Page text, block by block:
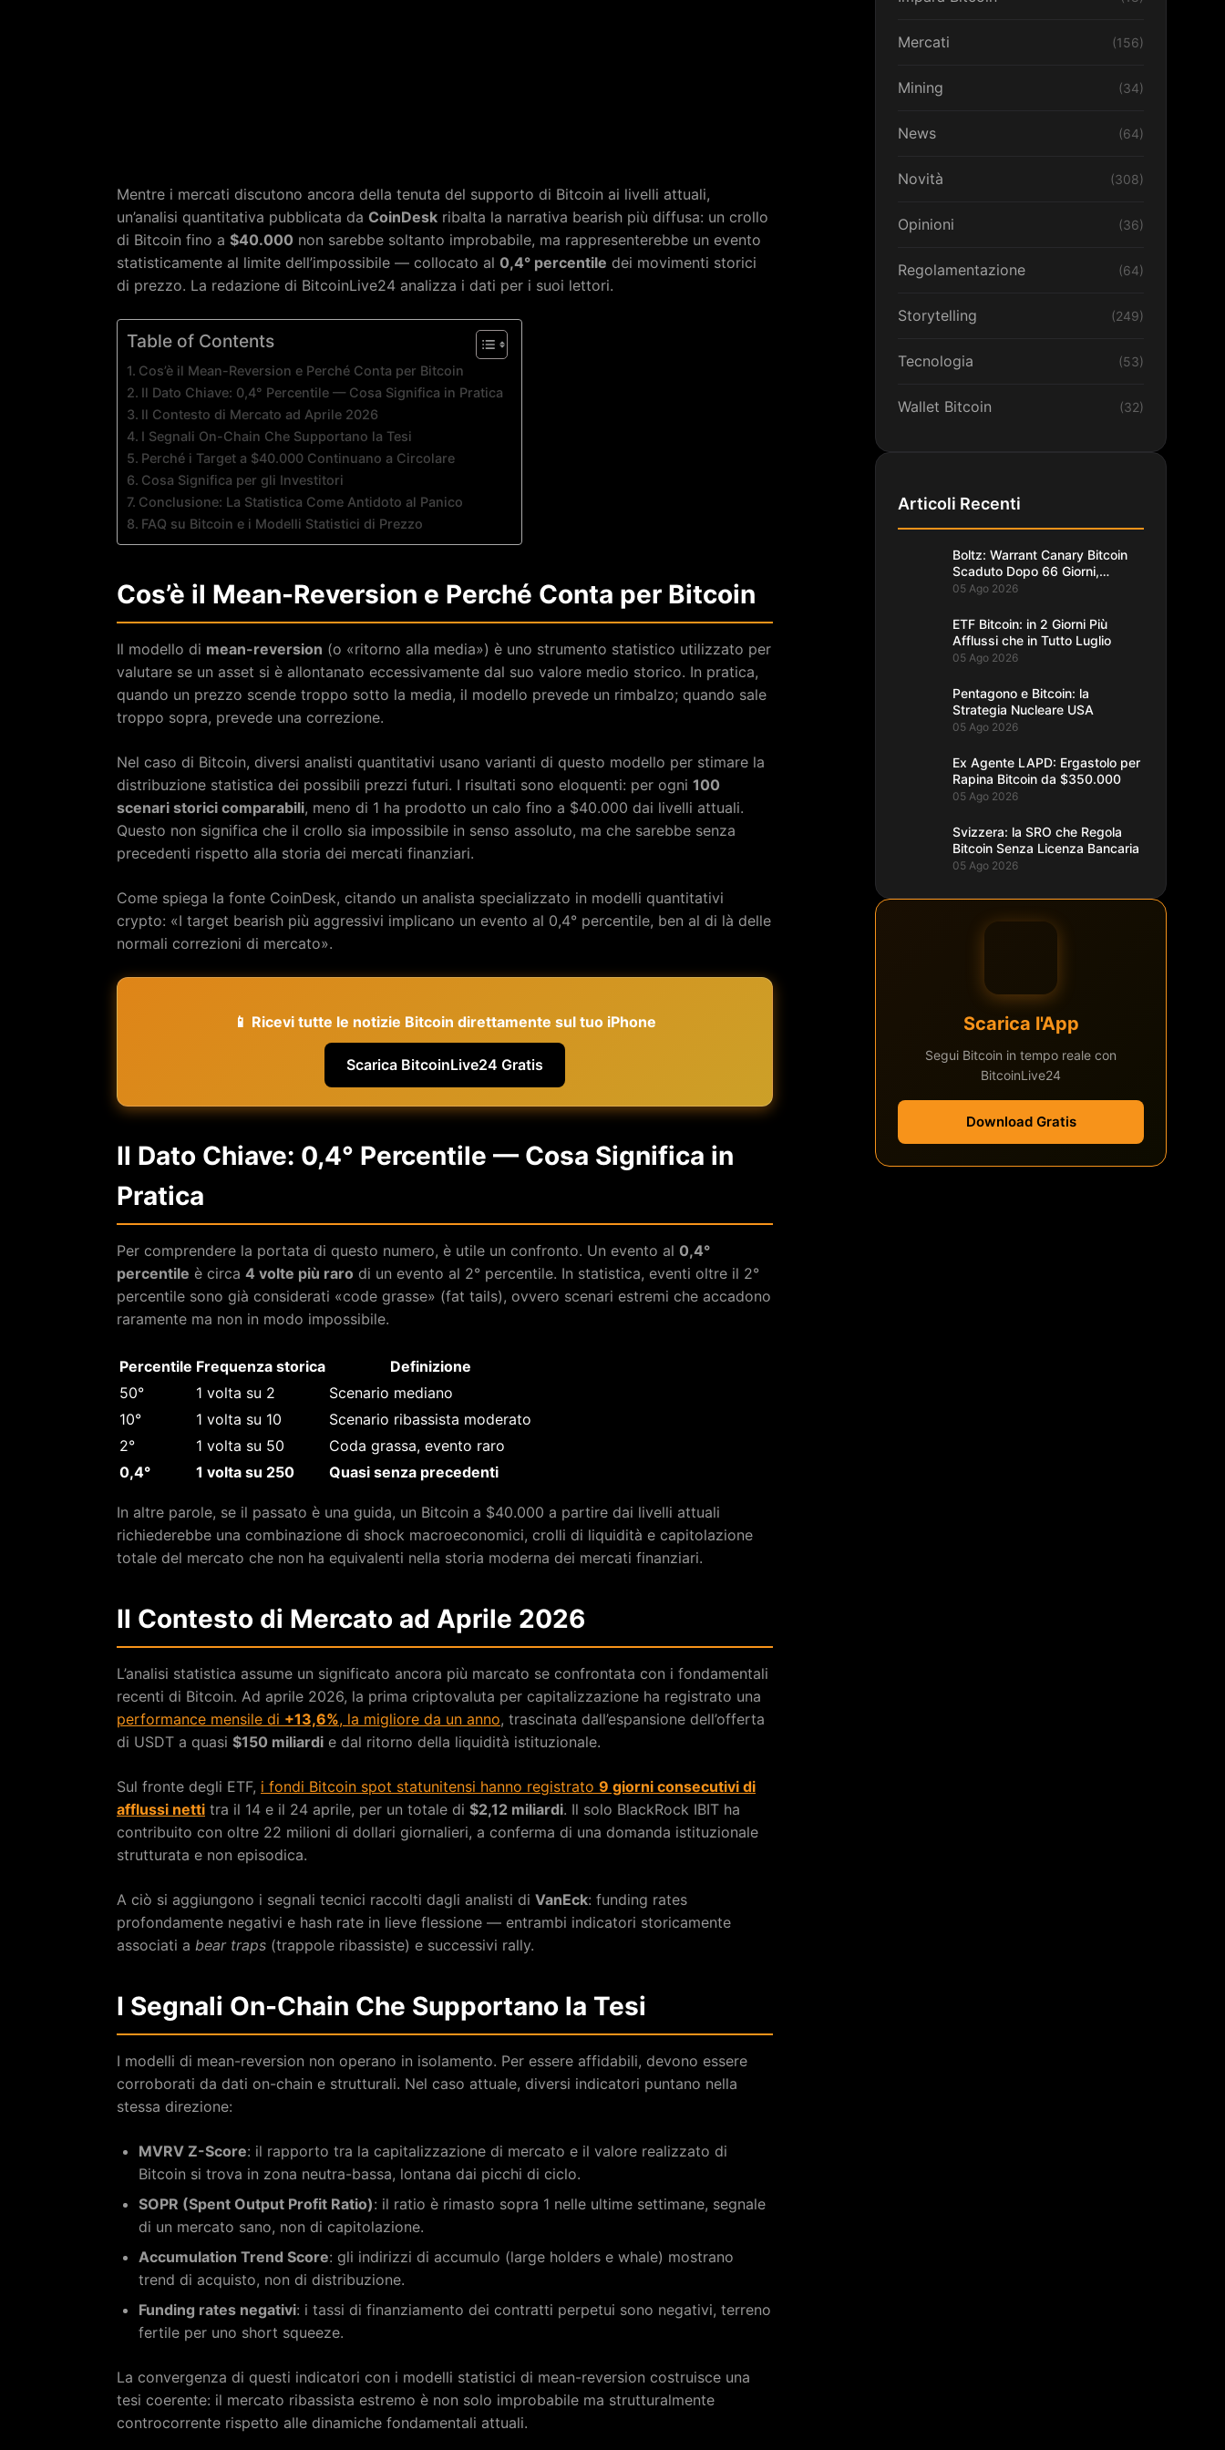
Mentre i mercati discutono ancora della tenuta del supporto di Bitcoin ai livelli attuali,
un’analisi quantitativa pubblicata da CoinDesk ribalta la narrativa bearish più diffusa: un crollo
di Bitcoin fino a $40.000 non sarebbe soltanto improbabile, ma rappresenterebbe un evento
statisticamente al limite dell’impossibile — collocato al 0,4° percentile dei movimenti storici
di prezzo. La redazione di BitcoinLive24 analizza i dati per i suoi lettori.
Table of Contents
Cos’è il Mean-Reversion e Perché Conta per Bitcoin
Il Dato Chiave: 0,4° Percentile — Cosa Significa in Pratica
Il Contesto di Mercato ad Aprile 2026
I Segnali On-Chain Che Supportano la Tesi
Perché i Target a $40.000 Continuano a Circolare
Cosa Significa per gli Investitori
Conclusione: La Statistica Come Antidoto al Panico
FAQ su Bitcoin e i Modelli Statistici di Prezzo
Cos’è il Mean-Reversion e Perché Conta per Bitcoin
Il modello di mean-reversion (o «ritorno alla media») è uno strumento statistico utilizzato per
valutare se un asset si è allontanato eccessivamente dal suo valore medio storico. In pratica,
quando un prezzo scende troppo sotto la media, il modello prevede un rimbalzo; quando sale
troppo sopra, prevede una correzione.
Nel caso di Bitcoin, diversi analisti quantitativi usano varianti di questo modello per stimare la
distribuzione statistica dei possibili prezzi futuri. I risultati sono eloquenti: per ogni 100
scenari storici comparabili, meno di 1 ha prodotto un calo fino a $40.000 dai livelli attuali.
Questo non significa che il crollo sia impossibile in senso assoluto, ma che sarebbe senza
precedenti rispetto alla storia dei mercati finanziari.
Come spiega la fonte CoinDesk, citando un analista specializzato in modelli quantitativi
crypto: «I target bearish più aggressivi implicano un evento al 0,4° percentile, ben al di là delle
normali correzioni di mercato».
📱 Ricevi tutte le notizie Bitcoin direttamente sul tuo iPhone
Scarica BitcoinLive24 Gratis
Il Dato Chiave: 0,4° Percentile — Cosa Significa in
Pratica
Per comprendere la portata di questo numero, è utile un confronto. Un evento al 0,4°
percentile è circa 4 volte più raro di un evento al 2° percentile. In statistica, eventi oltre il 2°
percentile sono già considerati «code grasse» (fat tails), ovvero scenari estremi che accadono
raramente ma non in modo impossibile.
Percentile Frequenza storica
Definizione
50°
1 volta su 2
Scenario mediano
10°
1 volta su 10
Scenario ribassista moderato
2°
1 volta su 50
Coda grassa, evento raro
0,4°
1 volta su 250 Quasi senza precedenti
In altre parole, se il passato è una guida, un Bitcoin a $40.000 a partire dai livelli attuali
richiederebbe una combinazione di shock macroeconomici, crolli di liquidità e capitolazione
totale del mercato che non ha equivalenti nella storia moderna dei mercati finanziari.
Il Contesto di Mercato ad Aprile 2026
L’analisi statistica assume un significato ancora più marcato se confrontata con i fondamentali
recenti di Bitcoin. Ad aprile 2026, la prima criptovaluta per capitalizzazione ha registrato una
performance mensile di +13,6%, la migliore da un anno, trascinata dall’espansione dell’offerta
di USDT a quasi $150 miliardi e dal ritorno della liquidità istituzionale.
Sul fronte degli ETF, i fondi Bitcoin spot statunitensi hanno registrato 9 giorni consecutivi di
afflussi netti tra il 14 e il 24 aprile, per un totale di $2,12 miliardi. Il solo BlackRock IBIT ha
contribuito con oltre 22 milioni di dollari giornalieri, a conferma di una domanda istituzionale
strutturata e non episodica.
A ciò si aggiungono i segnali tecnici raccolti dagli analisti di VanEck: funding rates
profondamente negativi e hash rate in lieve flessione — entrambi indicatori storicamente
associati a bear traps (trappole ribassiste) e successivi rally.
I Segnali On-Chain Che Supportano la Tesi
I modelli di mean-reversion non operano in isolamento. Per essere affidabili, devono essere
corroborati da dati on-chain e strutturali. Nel caso attuale, diversi indicatori puntano nella
stessa direzione:
MVRV Z-Score: il rapporto tra la capitalizzazione di mercato e il valore realizzato di
Bitcoin si trova in zona neutra-bassa, lontana dai picchi di ciclo.
SOPR (Spent Output Profit Ratio): il ratio è rimasto sopra 1 nelle ultime settimane, segnale
di un mercato sano, non di capitolazione.
Accumulation Trend Score: gli indirizzi di accumulo (large holders e whale) mostrano
trend di acquisto, non di distribuzione.
Funding rates negativi: i tassi di finanziamento dei contratti perpetui sono negativi, terreno
fertile per uno short squeeze.
La convergenza di questi indicatori con i modelli statistici di mean-reversion costruisce una
tesi coerente: il mercato ribassista estremo è non solo improbabile ma strutturalmente
controcorrente rispetto alle dinamiche fondamentali attuali.
Mercati (156)
Mining (34)
News (64)
Novità (308)
Opinioni (36)
Regolamentazione (64)
Storytelling (249)
Tecnologia (53)
Wallet Bitcoin (32)
Articoli Recenti
Boltz: Warrant Canary Bitcoin
Scaduto Dopo 66 Giorni,
Record
05 Ago 2026
ETF Bitcoin: in 2 Giorni Più
Afflussi che in Tutto Luglio
05 Ago 2026
Pentagono e Bitcoin: la
Strategia Nucleare USA
05 Ago 2026
Ex Agente LAPD: Ergastolo per
Rapina Bitcoin da $350.000
05 Ago 2026
Svizzera: la SRO che Regola
Bitcoin Senza Licenza Bancaria
05 Ago 2026
Scarica l'App
Segui Bitcoin in tempo reale con
BitcoinLive24
Download Gratis